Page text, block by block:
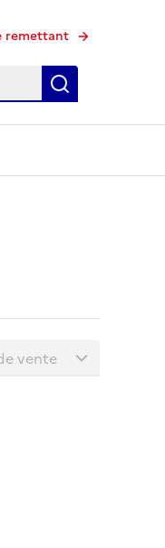
remettant
Rechercher